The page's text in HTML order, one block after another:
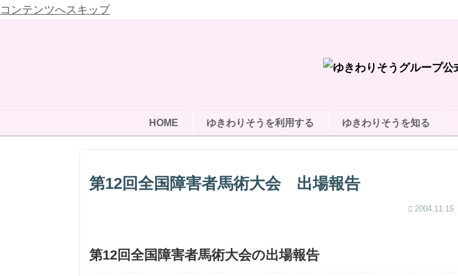
コンテンツへスキップ
HOME ゆきわりそうを利用する ゆきわりそうを知る
第12回全国障害者馬術大会 出場報告
2004.11.15
第12回全国障害者馬術大会の出場報告